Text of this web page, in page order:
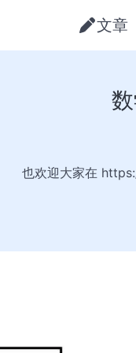
文章
也欢迎大家在